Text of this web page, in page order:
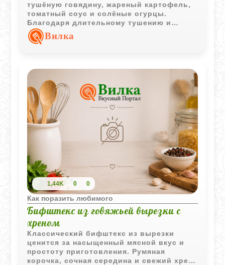
тушёную говядину, жареный картофель,
томатный соус и солёные огурцы.
Благодаря длительному тушению и
насыщенному соусу блюдо получается
ароматным и очень сытным.
Вилка
1,44K 0 0
Как поразить любимого
Бифштекс из говяжьей вырезки с
хреном
Классический бифштекс из вырезки
ценится за насыщенный мясной вкус и
простоту приготовления. Румяная
корочка, сочная середина и свежий хрен